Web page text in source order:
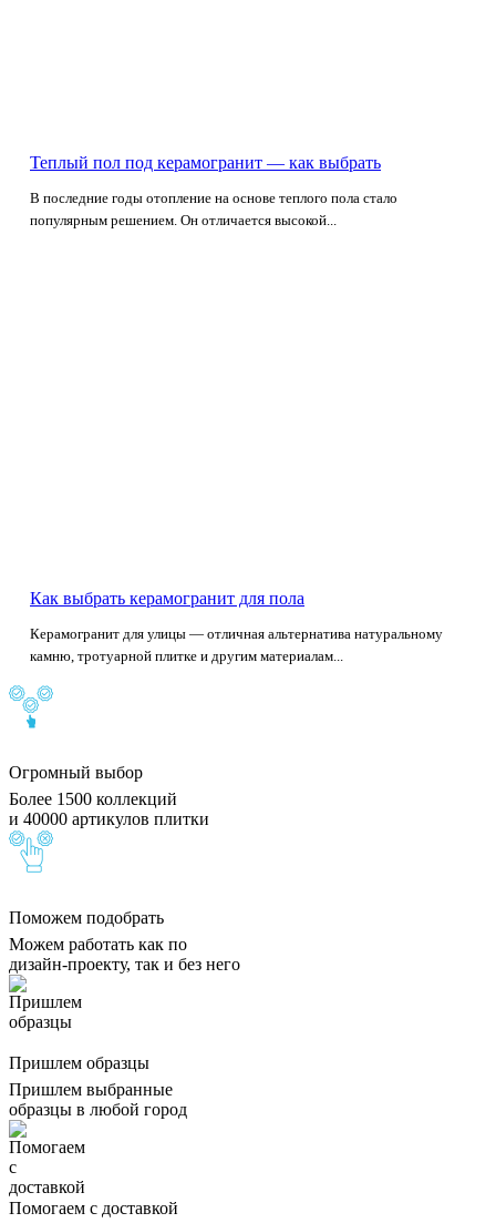
Теплый пол под керамогранит — как выбрать
В последние годы отопление на основе теплого пола стало
популярным решением. Он отличается высокой...
Как выбрать керамогранит для пола
Керамогранит для улицы — отличная альтернатива натуральному
камню, тротуарной плитке и другим материалам...
Огромный выбор
Более 1500 коллекций
и 40000 артикулов плитки
Поможем подобрать
Можем работать как по
дизайн-проекту, так и без него
Пришлем образцы
Пришлем выбранные
образцы в любой город
Помогаем с доставкой